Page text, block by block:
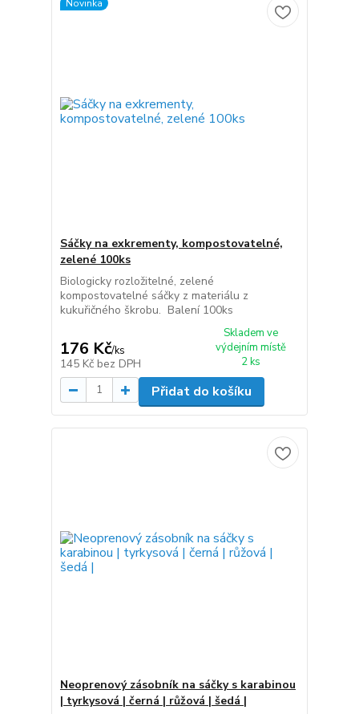
Novinka
Sáčky na exkrementy, kompostovatelné,
zelené 100ks
Biologicky rozložitelné, zelené
kompostovatelné sáčky z materiálu z
kukuřičného škrobu. Balení 100ks
176 Kč/ks
145 Kč bez DPH
Skladem ve
výdejním místě
2 ks
Přidat do košíku
Neoprenový zásobník na sáčky s karabinou
| tyrkysová | černá | růžová | šedá |